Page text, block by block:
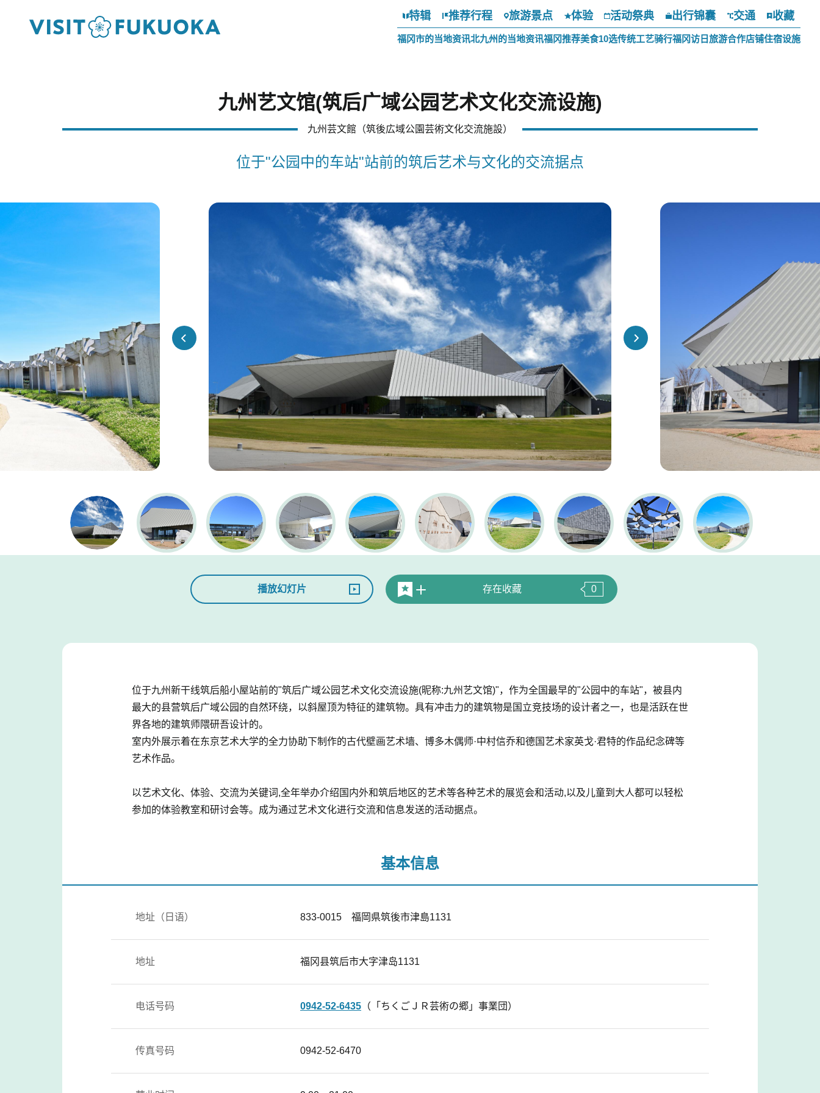
特辑 推荐行程 旅游景点 体验 活动祭典 出行锦囊 交通 收藏
福冈市的当地资讯北九州的当地资讯福冈推荐美食10选传统工艺骑行福冈访日旅游合作店铺住宿设施
九州艺文馆(筑后广域公园艺术文化交流设施)
九州芸文館（筑後広域公園芸術文化交流施設）
位于"公园中的车站"站前的筑后艺术与文化的交流据点
播放幻灯片 存在收藏 0
位于九州新干线筑后船小屋站前的"筑后广域公园艺术文化交流设施(昵称:九州艺文馆)"，作为全国最早的"公园中的车站"，被县内
最大的县营筑后广域公园的自然环绕，以斜屋顶为特征的建筑物。具有冲击力的建筑物是国立竞技场的设计者之一，也是活跃在世
界各地的建筑师隈研吾设计的。
室内外展示着在东京艺术大学的全力协助下制作的古代壁画艺术墙、博多木偶师·中村信乔和德国艺术家英戈·君特的作品纪念碑等
艺术作品。
以艺术文化、体验、交流为关键词,全年举办介绍国内外和筑后地区的艺术等各种艺术的展览会和活动,以及儿童到大人都可以轻松
参加的体验教室和研讨会等。成为通过艺术文化进行交流和信息发送的活动据点。
基本信息
地址（日语） 833-0015 福岡県筑後市津島1131
地址 福冈县筑后市大字津岛1131
电话号码 0942-52-6435 （「ちくごＪＲ芸術の郷」事業団）
传真号码 0942-52-6470